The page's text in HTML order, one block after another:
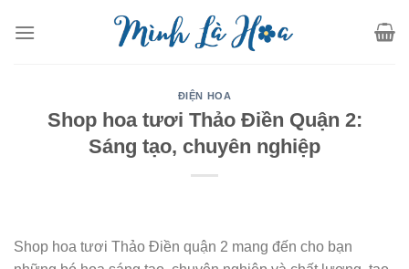
ĐIỆN HOA
Shop hoa tươi Thảo Điền Quận 2:
Sáng tạo, chuyên nghiệp
Shop hoa tươi Thảo Điền quận 2 mang đến cho bạn